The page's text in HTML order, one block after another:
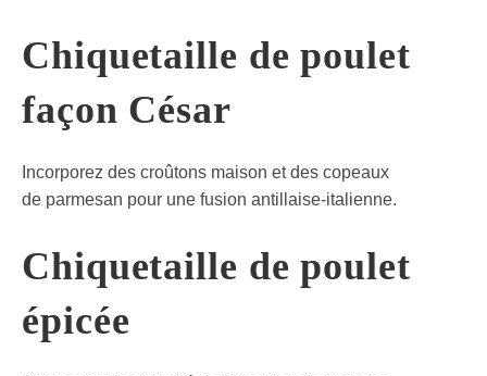
Chiquetaille de poulet
façon César
Incorporez des croûtons maison et des copeaux
de parmesan pour une fusion antillaise-italienne.
Chiquetaille de poulet
épicée